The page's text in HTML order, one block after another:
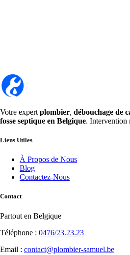
Votre expert plombier, débouchage de
fosse septique en Belgique. Intervention
Liens Utiles
À Propos de Nous
Blog
Contactez-Nous
Contact
Partout en Belgique
Téléphone : 0476/23.23.23
Email : contact@plombier-samuel.be